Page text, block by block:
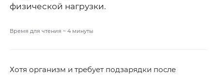
физической нагрузки.
Время для чтения ~ 4 минуты
Хотя организм и требует подзарядки после